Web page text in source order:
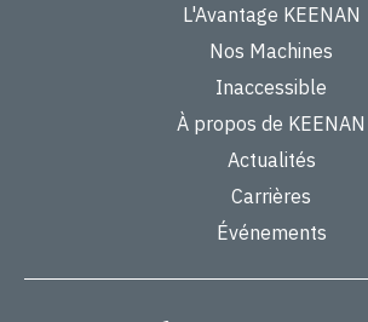
L'Avantage KEENAN
Nos Machines
Inaccessible
À propos de KEENAN
Actualités
Carrières
Événements